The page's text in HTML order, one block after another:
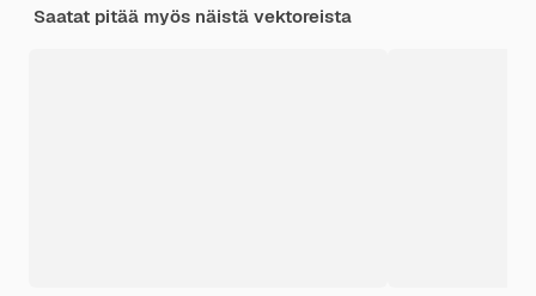
Saatat pitää myös näistä vektoreista